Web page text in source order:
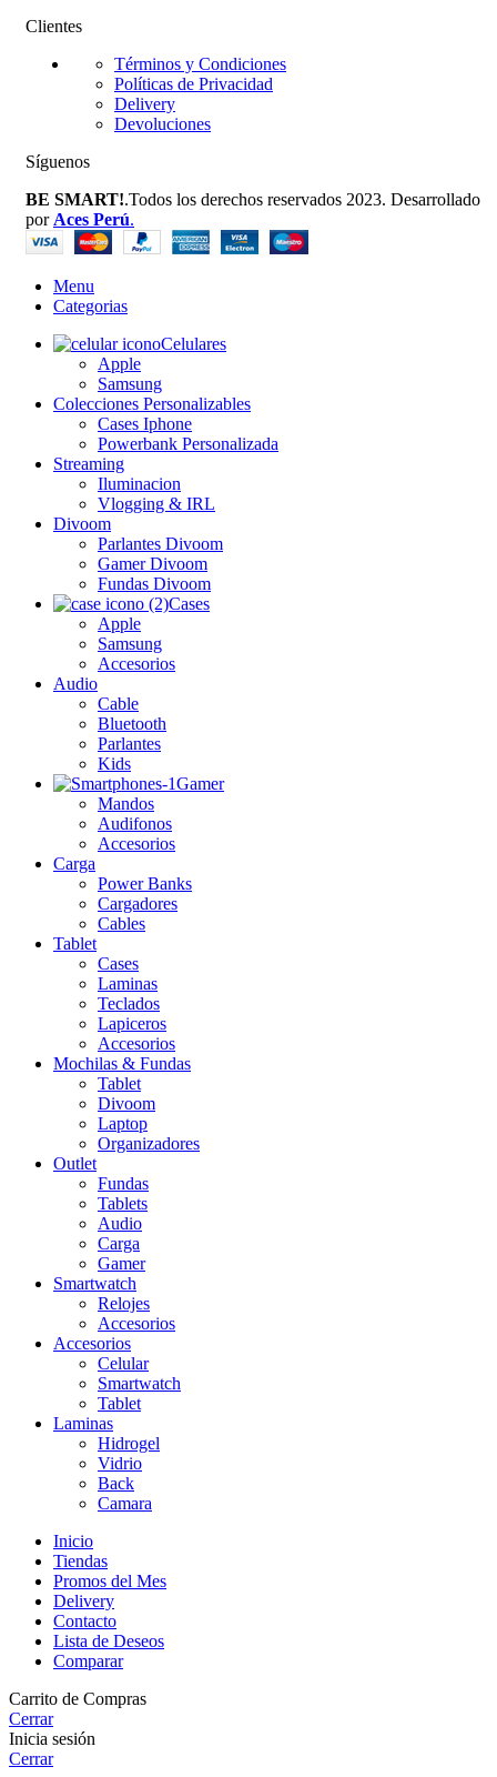
Clientes
Términos y Condiciones
Políticas de Privacidad
Delivery
Devoluciones
Síguenos
BE SMART!.Todos los derechos reservados 2023. Desarrollado
por Aces Perú.
Menu
Categorias
Celulares
Apple
Samsung
Colecciones Personalizables
Cases Iphone
Powerbank Personalizada
Streaming
Iluminacion
Vlogging & IRL
Divoom
Parlantes Divoom
Gamer Divoom
Fundas Divoom
Cases
Apple
Samsung
Accesorios
Audio
Cable
Bluetooth
Parlantes
Kids
Gamer
Mandos
Audifonos
Accesorios
Carga
Power Banks
Cargadores
Cables
Tablet
Cases
Laminas
Teclados
Lapiceros
Accesorios
Mochilas & Fundas
Tablet
Divoom
Laptop
Organizadores
Outlet
Fundas
Tablets
Audio
Carga
Gamer
Smartwatch
Relojes
Accesorios
Accesorios
Celular
Smartwatch
Tablet
Laminas
Hidrogel
Vidrio
Back
Camara
Inicio
Tiendas
Promos del Mes
Delivery
Contacto
Lista de Deseos
Comparar
Carrito de Compras
Cerrar
Inicia sesión
Cerrar